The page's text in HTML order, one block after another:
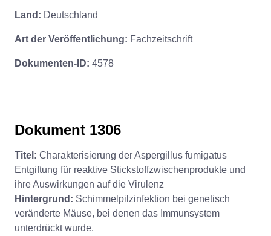
Land: Deutschland
Art der Veröffentlichung: Fachzeitschrift
Dokumenten-ID: 4578
Dokument 1306
Titel: Charakterisierung der Aspergillus fumigatus
Entgiftung für reaktive Stickstoffzwischenprodukte und
ihre Auswirkungen auf die Virulenz
Hintergrund: Schimmelpilzinfektion bei genetisch
veränderte Mäuse, bei denen das Immunsystem
unterdrückt wurde.